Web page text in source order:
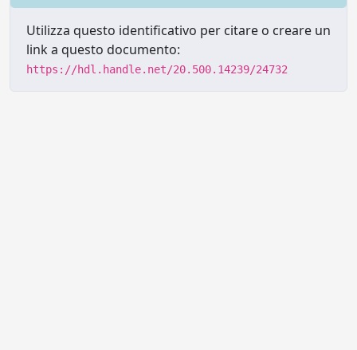
Utilizza questo identificativo per citare o creare un
link a questo documento:
https://hdl.handle.net/20.500.14239/24732